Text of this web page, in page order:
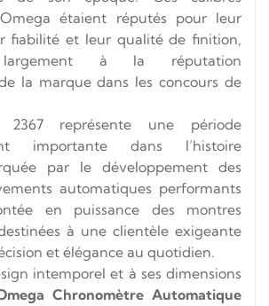
étaient réputés pour leur
fiabilité et leur qualité de finition,
largement à la réputation
la marque dans les concours de
2367 représente une période
importante dans l’histoire
par le développement des
automatiques performants
en puissance des montres
à une clientèle exigeante
et élégance au quotidien.
intemporel et à ses dimensions
Chronomètre Automatique